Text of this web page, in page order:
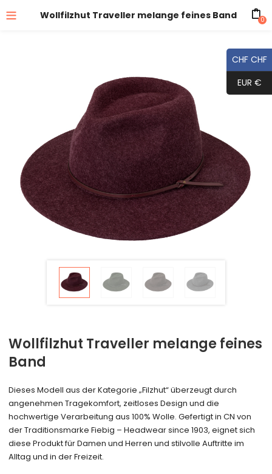
Wollfilzhut Traveller melange feines Band 0
Wollfilzhut Traveller melange feines
Band
Dieses Modell aus der Kategorie „Filzhut“ überzeugt durch
angenehmen Tragekomfort, zeitloses Design und die
hochwertige Verarbeitung aus 100% Wolle. Gefertigt in CN von
der Traditionsmarke Fiebig – Headwear since 1903, eignet sich
diese Produkt für Damen und Herren und stilvolle Auftritte im
Alltag und in der Freizeit.
CHF CHF
EUR €